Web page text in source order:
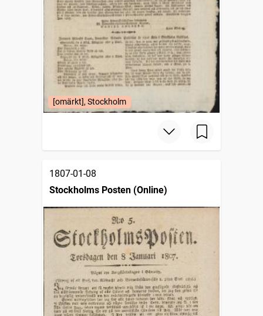
[omärkt], Stockholm
1807-01-08
Stockholms Posten (Online)